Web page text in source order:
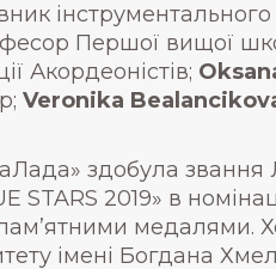
інструментального
Першої вищої
Акордеоністів;
Veronika
здобула
2019» в
медалями.
імені Богдана